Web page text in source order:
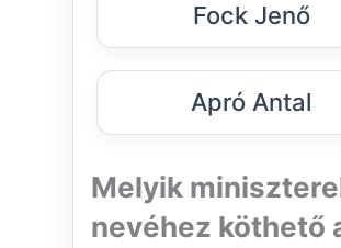
Fock Jenő
Apró Antal
Melyik
nevéhez köthető